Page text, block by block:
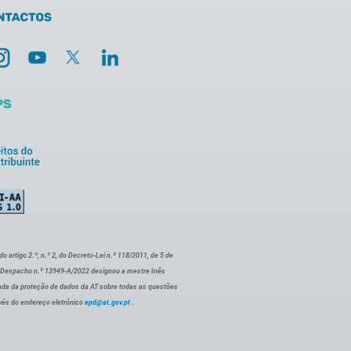
2.º, n.º 2, do Decreto-Lei n.º 118/2011, de 5 de
n.º 13949-A/2022 designou a mestre Inês
da proteção de dados da AT sobre todas as questões
do endereço eletrónico epd@at.gov.pt .